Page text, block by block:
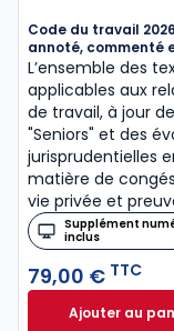
Code du travail
annoté, commenté
L’ensemble des
applicables aux
de travail, à jour
"Seniors" et des
jurisprudentielles
matière de
vie privée et
Supplément
inclus
79,00 € TTC
Ajouter auCode